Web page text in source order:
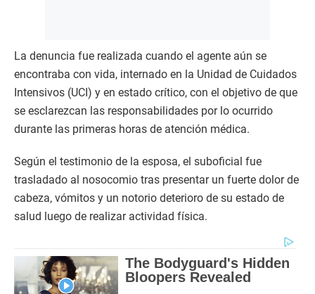
La denuncia fue realizada cuando el agente aún se
encontraba con vida, internado en la Unidad de Cuidados
Intensivos (UCI) y en estado crítico, con el objetivo de que
se esclarezcan las responsabilidades por lo ocurrido
durante las primeras horas de atención médica.
Según el testimonio de la esposa, el suboficial fue
trasladado al nosocomio tras presentar un fuerte dolor de
cabeza, vómitos y un notorio deterioro de su estado de
salud luego de realizar actividad física.